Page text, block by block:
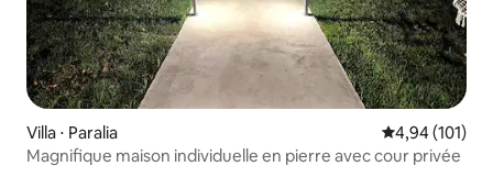
Villa ⋅ Paralia Évaluation
4,94 (101)
Magnifique maison individuelle en pierre avec cour privée